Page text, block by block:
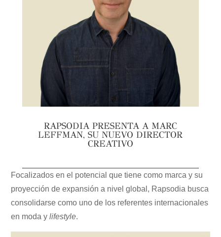
RAPSODIA PRESENTA A MARC
LEFFMAN, SU NUEVO DIRECTOR
CREATIVO
Focalizados en el potencial que tiene como marca y su
proyección de expansión a nivel global, Rapsodia busca
consolidarse como uno de los referentes internacionales
en moda ylifestyle.